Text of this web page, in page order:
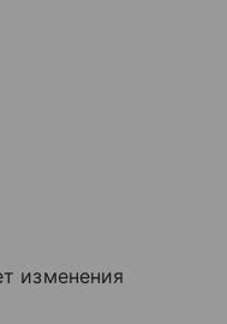
изменения